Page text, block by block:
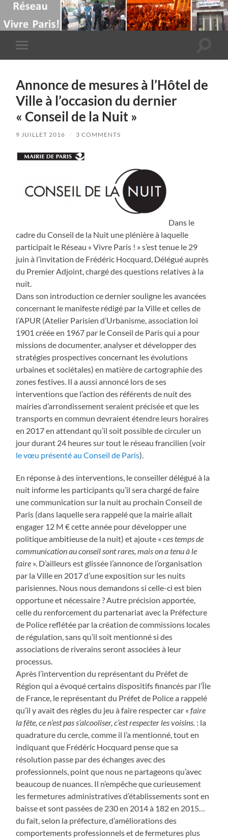
Toggle
mobile
Annonce de mesures à l’Hôtel de
Ville à l’occasion du dernier
« Conseil de la Nuit »
9 JUILLET 2016 / 3 COMMENTS
Dans le
cadre du Conseil de la Nuit une plénière à laquelle
participait le Réseau « Vivre Paris ! » s’est tenue le 29
juin à l’invitation de Frédéric Hocquard, Délégué auprès
du Premier Adjoint, chargé des questions relatives à la
nuit.
Dans son introduction ce dernier souligne les avancées
concernant le manifeste rédigé par la Ville et celles de
l’APUR (Atelier Parisien d’Urbanisme, association loi
1901 créée en 1967 par le Conseil de Paris qui a pour
missions de documenter, analyser et développer des
stratégies prospectives concernant les évolutions
urbaines et sociétales) en matière de cartographie des
zones festives. Il a aussi annoncé lors de ses
interventions que l’action des référents de nuit des
mairies d’arrondissement seraient précisée et que les
transports en commun devraient étendre leurs horaires
en 2017 en attendant qu’il soit possible de circuler un
jour durant 24 heures sur tout le réseau francilien (voir
le vœu présenté au Conseil de Paris).
En réponse à des interventions, le conseiller délégué à la
nuit informe les participants qu’il sera chargé de faire
une communication sur la nuit au prochain Conseil de
Paris (dans laquelle sera rappelé que la mairie allait
engager 12 M € cette année pour développer une
politique ambitieuse de la nuit) et ajoute «ces temps de
communication au conseil sont rares, mais on a tenu à le
faire ». D’ailleurs est glissée l’annonce de l’organisation
par la Ville en 2017 d’une exposition sur les nuits
parisiennes. Nous nous demandons si celle-ci est bien
opportune et nécessaire ? Autre précision apportée,
celle du renforcement du partenariat avec la Préfecture
de Police reflétée par la création de commissions locales
de régulation, sans qu’il soit mentionné si des
associations de riverains seront associées à leur
processus.
Après l’intervention du représentant du Préfet de
Région qui a évoqué certains dispositifs financés par l’Île
de France, le représentant du Préfet de Police a rappelé
qu’il y avait des règles du jeu à faire respecter car «faire
la fête, ce n’est pas s’alcooliser, c’est respecter les voisins. : la
quadrature du cercle, comme il l’a mentionné, tout en
indiquant que Frédéric Hocquard pense que sa
résolution passe par des échanges avec des
professionnels, point que nous ne partageons qu’avec
beaucoup de nuances. Il n’empêche que curieusement
les fermetures administratives d’établissements sont en
baisse et sont passées de 230 en 2014 à 182 en 2015…
du fait, selon la préfecture, d’améliorations des
comportements professionnels et de fermetures plus